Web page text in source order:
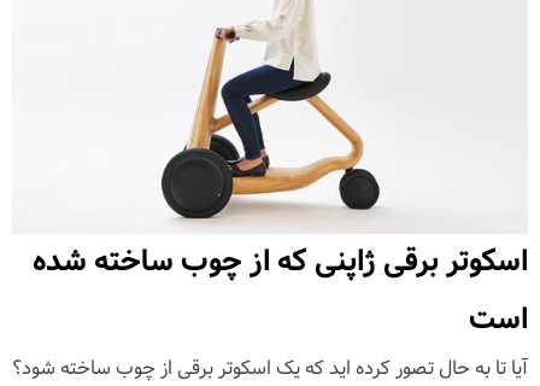
اسکوتر برقی ژاپنی که از چوب ساخته شده
است
آیا تا به حال تصور کرده اید که یک اسکوتر برقی از چوب ساخته شود؟